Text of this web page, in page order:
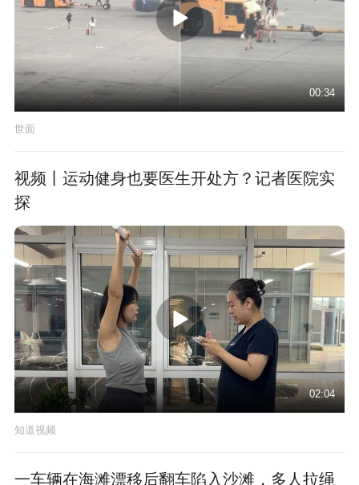
00:34
世面
视频丨运动健身也要医生开处方？记者医院实
探
02:04
知道视频
一车辆在海滩漂移后翻车陷入沙滩，多人拉绳